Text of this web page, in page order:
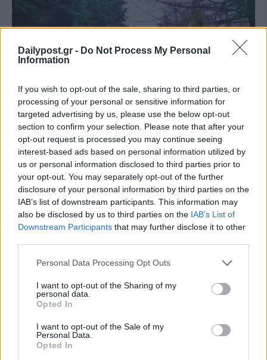
Dailypost.gr - Do Not Process My Personal
Information
If you wish to opt-out of the sale, sharing to third parties, or
processing of your personal or sensitive information for
targeted advertising by us, please use the below opt-out
section to confirm your selection. Please note that after your
opt-out request is processed you may continue seeing
interest-based ads based on personal information utilized by
us or personal information disclosed to third parties prior to
your opt-out. You may separately opt-out of the further
disclosure of your personal information by third parties on the
IAB’s list of downstream participants. This information may
also be disclosed by us to third parties on the IAB’s List of
Downstream Participants that may further disclose it to other
Personal Data Processing Opt Outs
I want to opt-out of the Sharing of my
personal data.
Opted In
I want to opt-out of the Sale of my
Personal Data.
Opted In